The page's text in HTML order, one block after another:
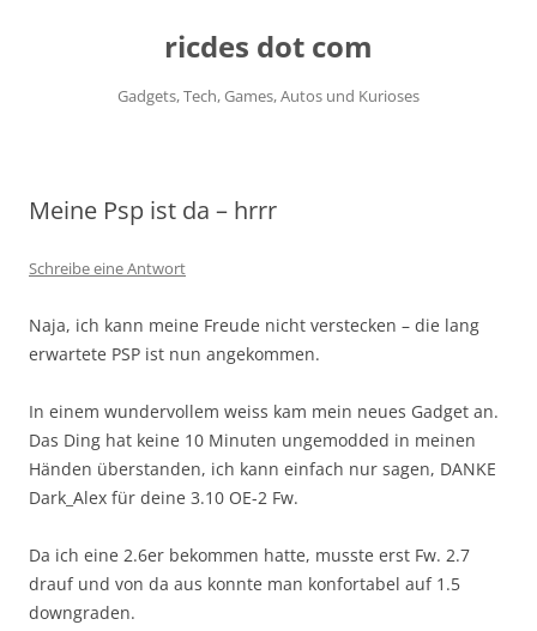
ricdes dot com
Gadgets, Tech, Games, Autos und Kurioses
Meine Psp ist da – hrrr
Schreibe eine Antwort
Naja, ich kann meine Freude nicht verstecken – die lang
erwartete PSP ist nun angekommen.
In einem wundervollem weiss kam mein neues Gadget an.
Das Ding hat keine 10 Minuten ungemodded in meinen
Händen überstanden, ich kann einfach nur sagen, DANKE
Dark_Alex für deine 3.10 OE-2 Fw.
Da ich eine 2.6er bekommen hatte, musste erst Fw. 2.7
drauf und von da aus konnte man konfortabel auf 1.5
downgraden.